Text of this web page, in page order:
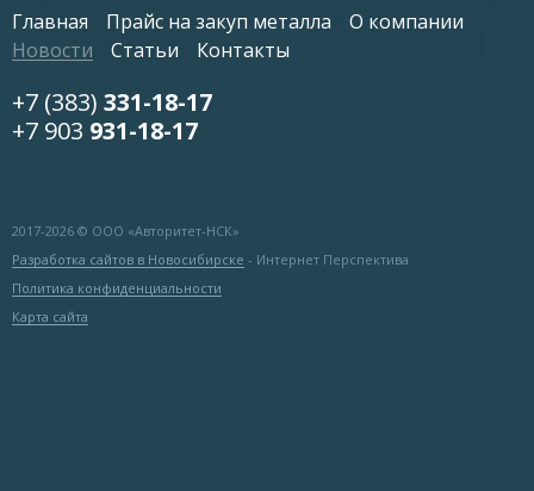
Главная Прайс на закуп металла
О компании
Новости
Статьи Контакты
+7 (383) 331-18-17
+7 903 931-18-17
2017-2026 © ООО «Авторитет-НСК»
Разработка сайтов в Новосибирске - Интернет Перспектива
Политика конфиденциальности
Карта сайта